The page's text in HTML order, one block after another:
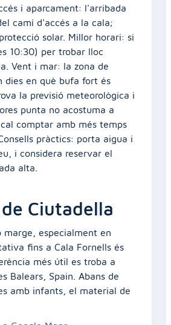
i aparcament: l'arribada
camí d'accés a la cala;
solar. Millor horari: si
10:30) per trobar lloc
Vent i mar: la zona de
dies en què bufa fort és
la previsió meteorològica i
punta no acostuma a
comptar amb més temps
pràctics: porta aigua i
i considera reservar el
alta.
Ciutadella
especialment en
fins a Cala Fornells és
més útil es troba a
Balears, Spain. Abans de
amb infants, el material de